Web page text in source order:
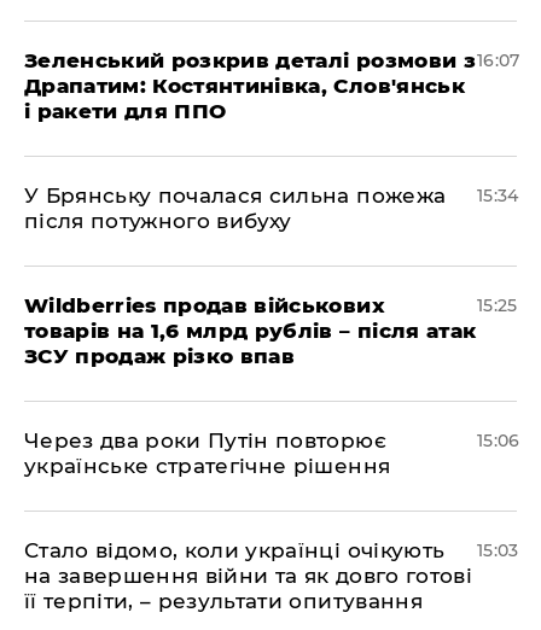
Зеленський розкрив деталі розмови з
Драпатим: Костянтинівка, Слов'янськ
і ракети для ППО
16:07
У Брянську почалася сильна пожежа
після потужного вибуху
15:34
Wildberries продав військових
товарів на 1,6 млрд рублів – після атак
ЗСУ продаж різко впав
15:25
Через два роки Путін повторює
українське стратегічне рішення
15:06
Стало відомо, коли українці очікують
на завершення війни та як довго готові
її терпіти, – результати опитування
15:03